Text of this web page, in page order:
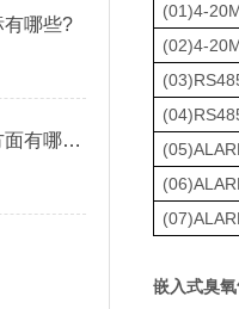
有哪些?
使用臭氧检测仪要注意的方面有哪些?
(01)4-
(02)4-
嵌入式臭